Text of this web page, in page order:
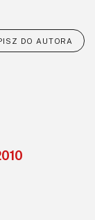
DO AUTORA